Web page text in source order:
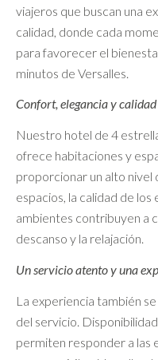
viajeros que buscan una
calidad, donde cada
para favorecer el
minutos de Versalles.
Confort, elegancia y
Nuestro hotel de 4
ofrece habitaciones y
proporcionar un alto nivel
espacios, la calidad de
ambientes contribuyen a
descanso y la relajación.
Un servicio atento y una
La experiencia también
del servicio.
permiten responder a las